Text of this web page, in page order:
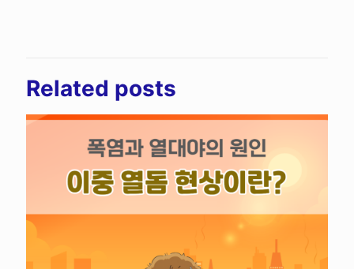
Related posts